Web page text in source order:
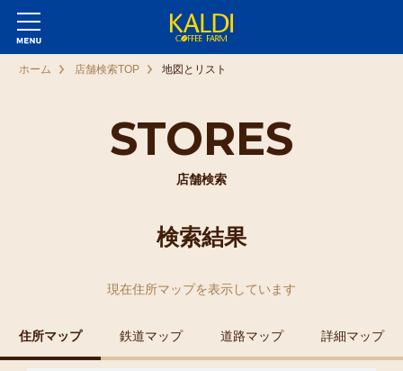
STORES
店舗検索
ホーム 店舗検索TOP 地図とリスト
検索結果
現在住所マップを表示しています
住所マップ 鉄道マップ 道路マップ 詳細マップ